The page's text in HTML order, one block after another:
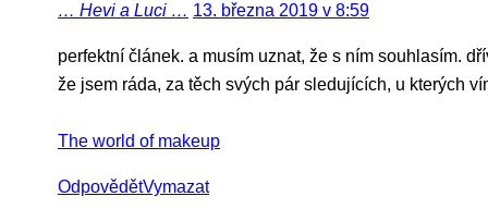
… Hevi a Luci … 13. března 2019 v 8:59
perfektní článek. a musím uznat, že s ním souhlasím.
že jsem ráda, za těch svých pár sledujících, u kterých
The world of makeup
OdpovědětVymazat